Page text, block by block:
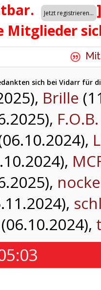
]
Mitglieder
sich bei Vidarr für
Brille
F.O.B.
(06.10.2024),